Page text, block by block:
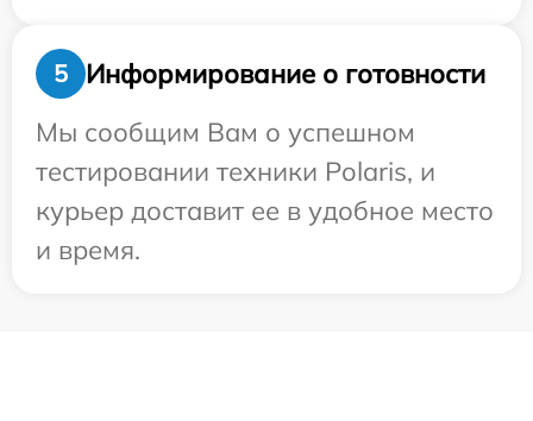
5
Информирование о готовности
Мы сообщим Вам о успешном
тестировании техники Polaris, и
курьер доставит ее в удобное место
и время.